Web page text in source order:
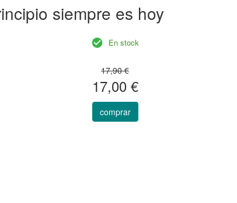
siempre es hoy
En stock
17,90 €
17,00 €
comprar